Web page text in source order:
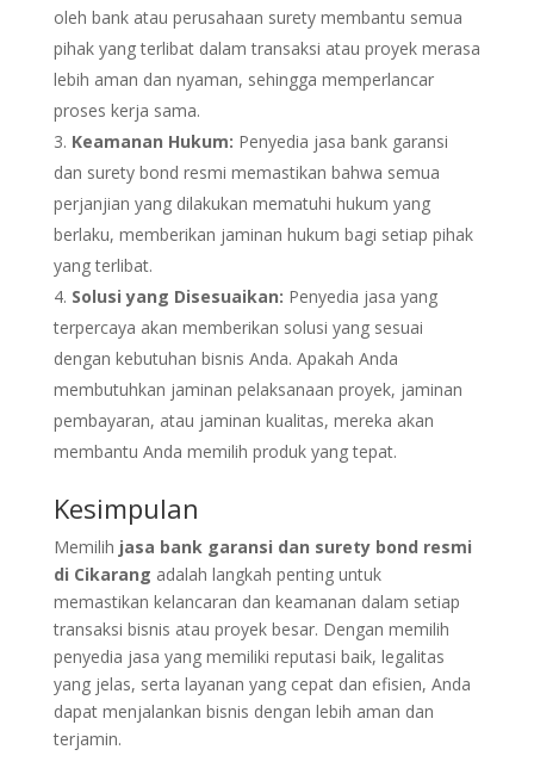
oleh bank atau perusahaan surety membantu semua
pihak yang terlibat dalam transaksi atau proyek merasa
lebih aman dan nyaman, sehingga memperlancar
proses kerja sama.
Keamanan Hukum: Penyedia jasa bank garansi
dan surety bond resmi memastikan bahwa semua
perjanjian yang dilakukan mematuhi hukum yang
berlaku, memberikan jaminan hukum bagi setiap pihak
yang terlibat.
Solusi yang Disesuaikan: Penyedia jasa yang
terpercaya akan memberikan solusi yang sesuai
dengan kebutuhan bisnis Anda. Apakah Anda
membutuhkan jaminan pelaksanaan proyek, jaminan
pembayaran, atau jaminan kualitas, mereka akan
membantu Anda memilih produk yang tepat.
Kesimpulan
Memilih jasa bank garansi dan surety bond resmi
di Cikarang adalah langkah penting untuk
memastikan kelancaran dan keamanan dalam setiap
transaksi bisnis atau proyek besar. Dengan memilih
penyedia jasa yang memiliki reputasi baik, legalitas
yang jelas, serta layanan yang cepat dan efisien, Anda
dapat menjalankan bisnis dengan lebih aman dan
terjamin.